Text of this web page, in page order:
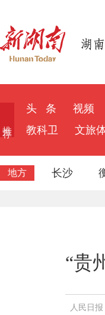
头 条 视频
教科卫
文旅
地方 长沙
“贵
人民日报